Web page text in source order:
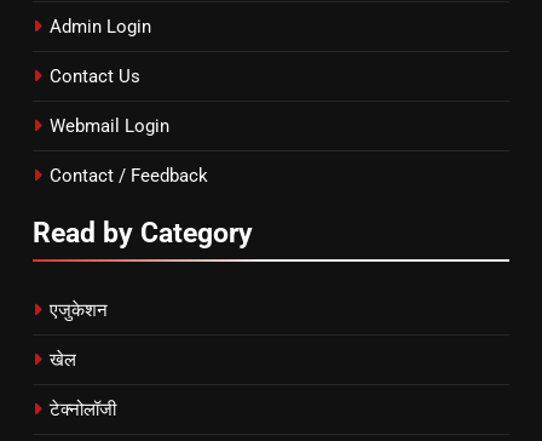
Admin Login
Contact Us
Webmail Login
Contact / Feedback
Read by Category
एजुकेशन
खेल
टेक्नोलॉजी